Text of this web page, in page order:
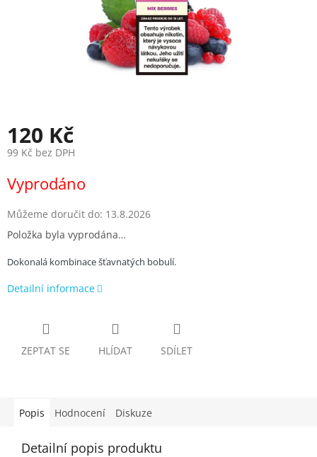
120 Kč
99 Kč bez DPH
cena:
Vyprodáno
Můžeme doručit do: 13.8.2026
Položka byla vyprodána…
Dokonalá kombinace šťavnatých bobulí.
Detailní informace
ZEPTAT SE HLÍDAT SDÍLET
Popis Hodnocení Diskuze
Detailní popis produktu